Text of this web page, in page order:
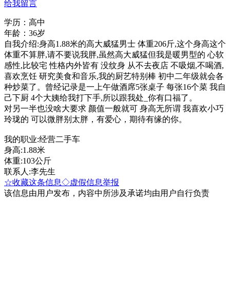
给我留言
学历：高中
年龄：36岁
自我介绍:身高1.88米的高大威猛男士 体重206斤,这个身高这个
体重不算胖,请不要说我胖,虽然高大威猛但我是暖男型的 心软
感性,比较宅 性格内外皆有 没纹身 从不去夜店 不吸烟,不喝酒,
喜欢烹饪 研究美食和音乐,我的厨艺特别棒 初中二年级就会各
种炒菜了。曾经记录是一上午做酒席5张桌子 每张16个菜 我自
己下厨 4个大姨给我打下手,所以跟我处_你有口福了。
对另一半也没啥大要求 颜值一般就可 身高无所谓 我喜欢小巧
玲珑的 可以微胖别太胖，有爱心，期待有缘的你。
我的职业:经营二手车
身高:1.88米
体重:103公斤
联系人:李先生
☆收藏这条信息◇虚假信息举报
该信息由用户发布，内容中所涉及承诺均由用户自行负责